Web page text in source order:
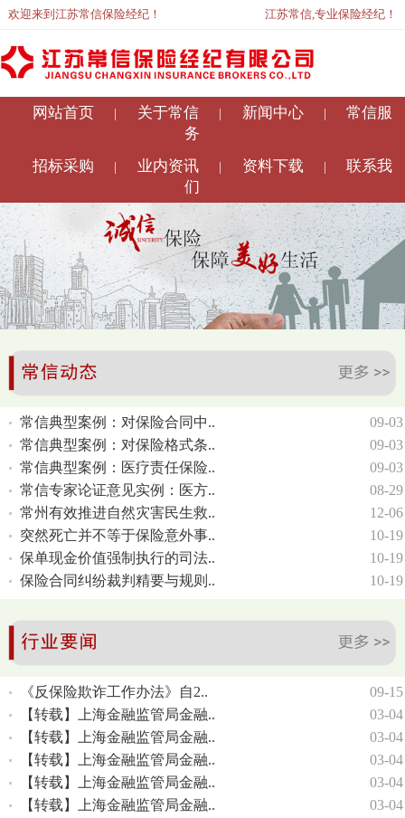
欢迎来到江苏常信保险经纪！ 江苏常信,专业保险经纪！
网站首页 关于常信 新闻中心
常信服
务
招标采购
| 业内资讯 | 资料下载 |
联系我
们
常信典型案例：对保险合同中..
09-03
常信典型案例：对保险格式条..
09-03
常信典型案例：医疗责任保险..
09-03
常信专家论证意见实例：医方..
08-29
常州有效推进自然灾害民生救..
12-06
突然死亡并不等于保险意外事..
10-19
保单现金价值强制执行的司法..
10-19
保险合同纠纷裁判精要与规则..
10-19
《反保险欺诈工作办法》自2..
09-15
【转载】上海金融监管局金融..
03-04
【转载】上海金融监管局金融..
03-04
【转载】上海金融监管局金融..
03-04
【转载】上海金融监管局金融..
03-04
【转载】上海金融监管局金融..
03-04